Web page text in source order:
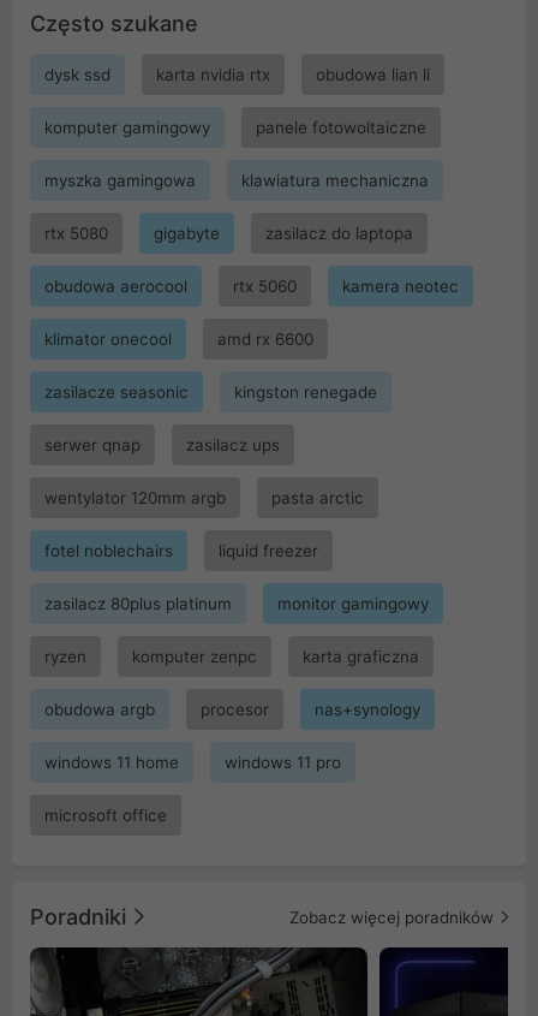
Często szukane
dysk ssd karta nvidia rtx obudowa lian li
komputer gamingowy panele fotowoltaiczne
myszka gamingowa klawiatura mechaniczna
rtx 5080 gigabyte zasilacz do laptopa
obudowa aerocool rtx 5060 kamera neotec
klimator onecool amd rx 6600
zasilacze seasonic kingston renegade
serwer qnap zasilacz ups
wentylator 120mm argb pasta arctic
fotel noblechairs liquid freezer
zasilacz 80plus platinum monitor gamingowy
ryzen komputer zenpc karta graficzna
obudowa argb procesor nas+synology
windows 11 home windows 11 pro
microsoft office
Poradniki Zobacz więcej poradników